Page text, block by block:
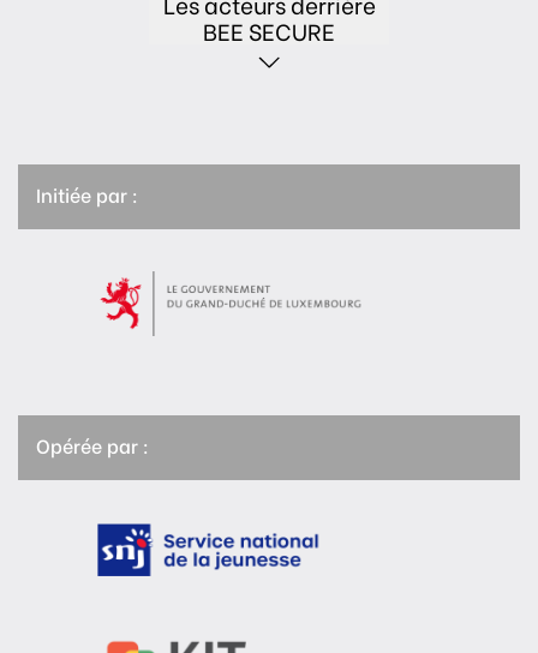
BEE SECURE
Initiée par :
Opérée par :